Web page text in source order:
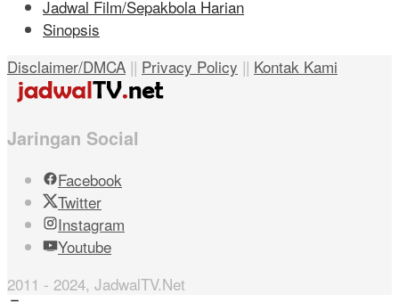
Jadwal Film/Sepakbola Harian
Sinopsis
Disclaimer/DMCA || Privacy Policy || Kontak Kami
Jaringan Social
Facebook
Twitter
Instagram
Youtube
2011 - 2024, JadwalTV.Net